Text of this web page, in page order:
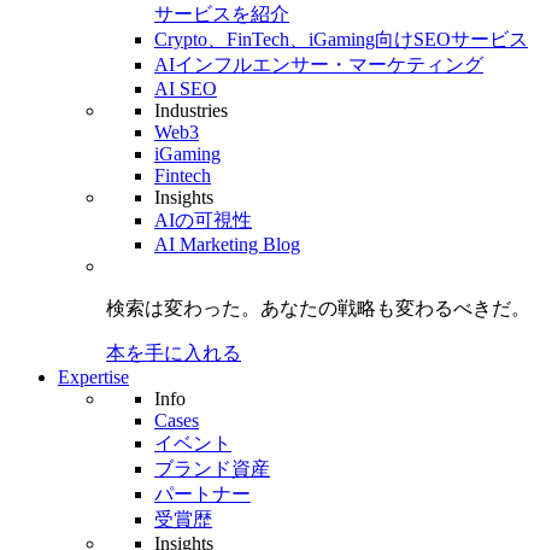
サービスを紹介
Crypto、FinTech、iGaming向けSEOサービス
AIインフルエンサー・マーケティング
AI SEO
Industries
Web3
iGaming
Fintech
Insights
AIの可視性
AI Marketing Blog
検索は変わった。 あなたの戦略も変わるべきだ。
本を手に入れる
Expertise
Info
Cases
イベント
ブランド資産
パートナー
受賞歴
Insights